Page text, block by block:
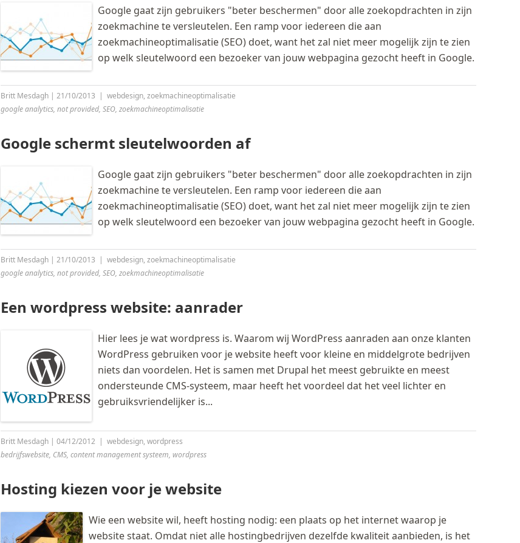
Google gaat zijn gebruikers "beter beschermen" door alle zoekopdrachten in zijn
zoekmachine te versleutelen. Een ramp voor iedereen die aan
zoekmachineoptimalisatie (SEO) doet, want het zal niet meer mogelijk zijn te zien
op welk sleutelwoord een bezoeker van jouw webpagina gezocht heeft in Google.
Britt Mesdagh| 21/10/2013 | webdesign, zoekmachineoptimalisatie
google analytics, not provided, SEO, zoekmachineoptimalisatie
Google schermt sleutelwoorden af
Google gaat zijn gebruikers "beter beschermen" door alle zoekopdrachten in zijn
zoekmachine te versleutelen. Een ramp voor iedereen die aan
zoekmachineoptimalisatie (SEO) doet, want het zal niet meer mogelijk zijn te zien
op welk sleutelwoord een bezoeker van jouw webpagina gezocht heeft in Google.
Britt Mesdagh| 21/10/2013 | webdesign, zoekmachineoptimalisatie
google analytics, not provided, SEO, zoekmachineoptimalisatie
Een wordpress website: aanrader
Hier lees je wat wordpress is. Waarom wij WordPress aanraden aan onze klanten
WordPress gebruiken voor je website heeft voor kleine en middelgrote bedrijven
niets dan voordelen. Het is samen met Drupal het meest gebruikte en meest
ondersteunde CMS-systeem, maar heeft het voordeel dat het veel lichter en
gebruiksvriendelijker is...
Britt Mesdagh| 04/12/2012 | webdesign, wordpress
bedrijfswebsite, CMS, content management systeem, wordpress
Hosting kiezen voor je website
Wie een website wil, heeft hosting nodig: een plaats op het internet waarop je
website staat. Omdat niet alle hostingbedrijven dezelfde kwaliteit aanbieden, is het